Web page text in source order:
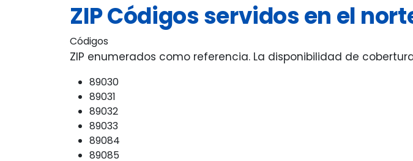
ZIP Códigos servidos en el
Códigos
ZIP enumerados como referencia. La disponibilidad de
89030
89031
89032
89033
89084
89085